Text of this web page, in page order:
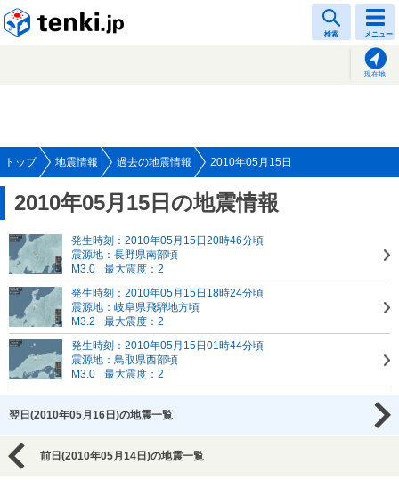
検索 メニュー
現在地
トップ 地震情報 過去の地震情報 2010年05月15日
2010年05月15日の地震情報
発生時刻：2010年05月15日20時46分頃
震源地：長野県南部頃
M3.0
最大震度：2
発生時刻：2010年05月15日18時24分頃
震源地：岐阜県飛騨地方頃
M3.2
最大震度：2
発生時刻：2010年05月15日01時44分頃
震源地：鳥取県西部頃
M3.0
最大震度：2
翌日(2010年05月16日)の地震一覧
前日(2010年05月14日)の地震一覧